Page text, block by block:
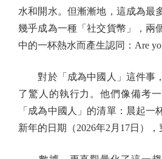
水和開水。但漸漸地，這成為最
幾乎成為一種「社交貨幣」，兩
中的一杯熱水而產生認同：Are
對於「成為中國人」這件事
了驚人的執行力。他們像備考
「成為中國人」的清單：晨起一
新年的日期（2026年2月17日）